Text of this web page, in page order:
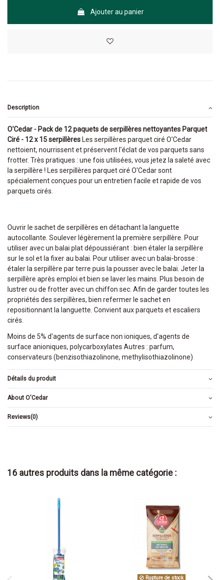
Ajouter au panier
Description
O'Cedar - Pack de 12 paquets de serpillères nettoyantes Parquet
Ciré - 12 x 15 serpillères Les serpillères parquet ciré O'Cedar
nettoient, nourrissent et préservent l'éclat de vos parquets sans
frotter. Très pratiques : une fois utilisées, vous jetez la saleté avec
la serpillère ! Les serpillères parquet ciré O'Cedar sont
spécialement conçues pour un entretien facile et rapide de vos
parquets cirés.
Ouvrir le sachet de serpillères en détachant la languette
autocollante. Soulever légèrement la première serpillère. Pour
utiliser avec un balai plat dépoussiérant : bien étaler la serpillère
sur le sol et la fixer au balai. Pour utiliser avec un balai-brosse :
étaler la serpillère par terre puis la pousser avec le balai. Jeter la
serpillère après emploi et bien se laver les mains. Plus besoin de
lustrer ou de frotter avec un chiffon sec. Afin de garder toutes les
propriétés des serpillères, bien refermer le sachet en
repositionnant la languette. Convient aux parquets et escaliers
cirés.
Moins de 5% d'agents de surface non ioniques, d'agents de
surface anioniques, polycarboxylates Autres : parfum,
conservateurs (benzisothiazolinone, methylisothiazolinone)
Détails du produit
About O'Cedar
Reviews(0)
16 autres produits dans la même catégorie :
Rupture de stock